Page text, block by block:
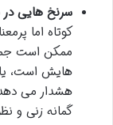
سرنخ هایی در
کوتاه اما
ممکن است
هایش است،
هشدار می
گمانه زنی و